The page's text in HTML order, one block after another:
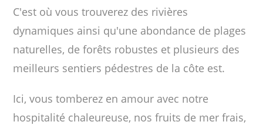
C'est où vous trouverez des rivières
dynamiques ainsi qu'une abondance de plages
naturelles, de forêts robustes et plusieurs des
meilleurs sentiers pédestres de la côte est.
Ici, vous tomberez en amour avec notre
hospitalité chaleureuse, nos fruits de mer frais,